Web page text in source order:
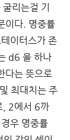
리는걸 기
이다. 명중률
이터스가 존
d6 을 하나
다는 뜻으로
최대치는 주
, 2에서 6까
우 명중률